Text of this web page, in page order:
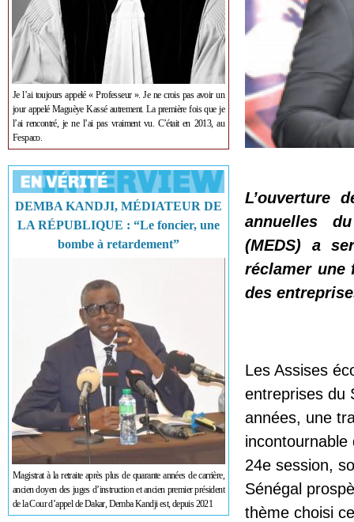
Je l’ai toujours appelé « Professeur ». Je ne crois pas avoir un
jour appelé Maguèye Kassé autrement. La première fois que je
l’ai rencontré, je ne l’ai pas vraiment vu. C’était en 2013, au
Fespaco.
DEMBA KANDJI, MÉDIATEUR DE
LA RÉPUBLIQUE : “Le foncier, une
bombe à retardement”
Magistrat à la retraite après plus de quarante années de carrière,
ancien doyen des juges d’instruction et ancien premier président
de la Cour d’appel de Dakar, Demba Kandji est, depuis 2021
L’ouverture
annuelles
(MEDS) a
réclamer une
des
Les Assises
entreprises du
années, une
incontournable
24e session,
Sénégal
thème choisi